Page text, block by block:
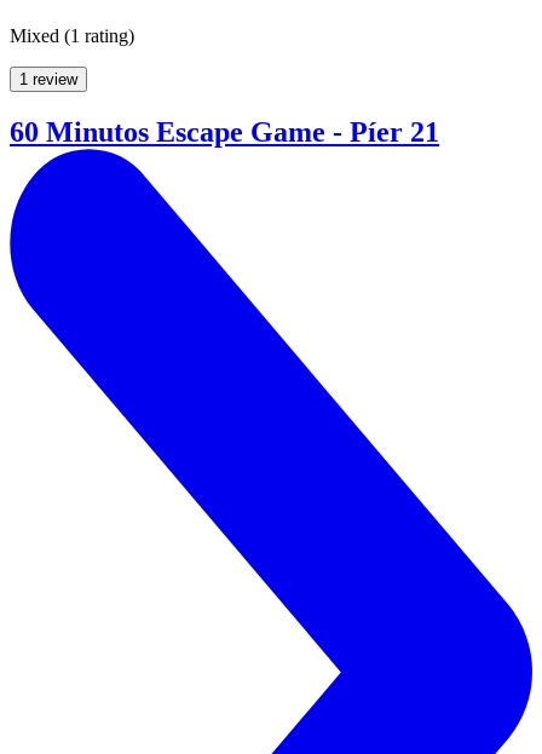
Mixed (1 rating)
1 review
60 Minutos Escape Game - Píer 21